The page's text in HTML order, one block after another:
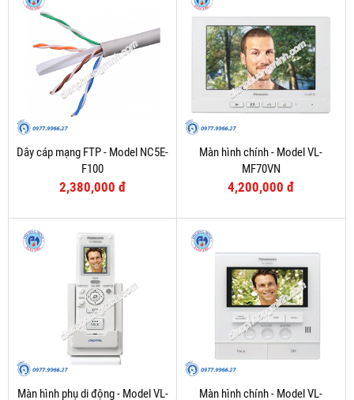
Dây cáp mạng FTP - Model NC5E-
F100
2,380,000 đ
Màn hình chính - Model VL-
MF70VN
4,200,000 đ
Màn hình phụ di động - Model VL-
Màn hình chính - Model VL-